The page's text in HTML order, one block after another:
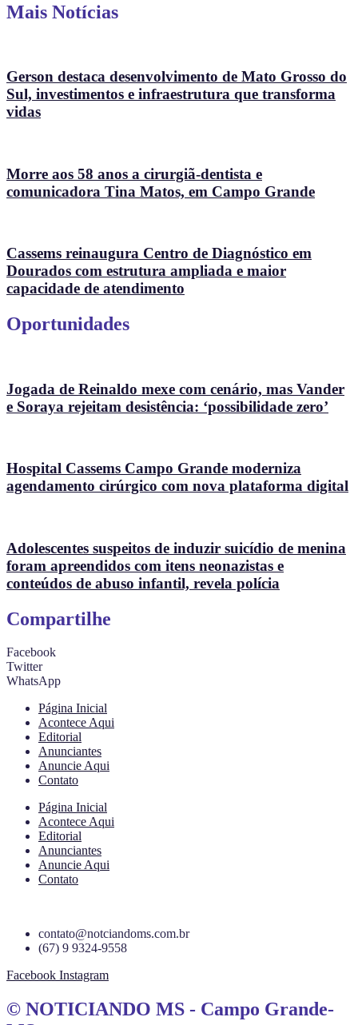
Mais Notícias
Gerson destaca desenvolvimento de Mato Grosso do
Sul, investimentos e infraestrutura que transforma
vidas
Morre aos 58 anos a cirurgiã-dentista e
comunicadora Tina Matos, em Campo Grande
Cassems reinaugura Centro de Diagnóstico em
Dourados com estrutura ampliada e maior
capacidade de atendimento
Oportunidades
Jogada de Reinaldo mexe com cenário, mas Vander
e Soraya rejeitam desistência: ‘possibilidade zero’
Hospital Cassems Campo Grande moderniza
agendamento cirúrgico com nova plataforma digital
Adolescentes suspeitos de induzir suicídio de menina
foram apreendidos com itens neonazistas e
conteúdos de abuso infantil, revela polícia
Compartilhe
Facebook
Twitter
WhatsApp
Página Inicial
Acontece Aqui
Editorial
Anunciantes
Anuncie Aqui
Contato
Página Inicial
Acontece Aqui
Editorial
Anunciantes
Anuncie Aqui
Contato
contato@notciandoms.com.br
(67) 9 9324-9558
Facebook Instagram
© NOTICIANDO MS - Campo Grande-